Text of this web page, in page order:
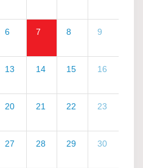
6 7 8 9
13 14 15 16
20 21 22 23
27 28 29 30